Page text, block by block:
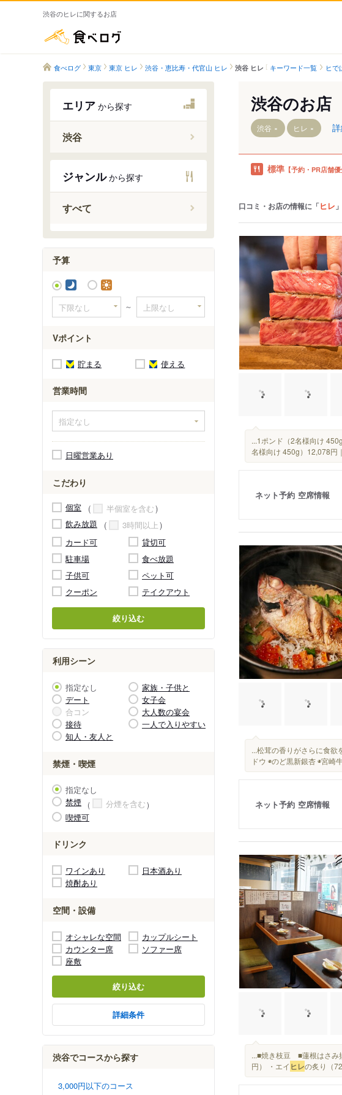
渋谷のヒレに関するお店
食べログ 東京 東京 ヒレ 渋谷・恵比寿・代官山 ヒレ 渋谷 ヒレ キーワード一覧 ヒで
エリア から探す
渋谷
渋谷駅
ジャンルから探す
すべて
予算
～
Vポイント
貯まる 使える
営業時間
日曜営業あり
こだわり
個室
半個室を含む
飲み放題
3時間以上
カード可
貸切可
駐車場
食べ放題
子供可
ペット可
クーポン
テイクアウト
絞り込む
利用シーン
指定なし
家族・子供と
デート
女子会
合コン
大人数の宴会
接待
一人で入りやすい
知人・友人と
禁煙・喫煙
指定なし
禁煙
分煙を含む
喫煙可
ドリンク
ワインあり
日本酒あり
焼酎あり
空間・設備
オシャレな空間
カップルシート
カウンター席
ソファー席
座敷
絞り込む
詳細条件
渋谷でコースから探す
3,000円以下のコース
渋谷のお店
渋谷 ヒレ
標準 【予約・PR店舗優
口コミ・お店の情報に「ヒレ
...1ポンド（2名様向け
名様向け 450g）12,078円
ネット予約 空席情報
...松茸の香りがさらに食
ドウ ◉のど黒新銀杏 ◉宮崎
ネット予約 空席情報
...■焼き枝豆 ■蓮根はさ
円） ・エイ ヒレの炙り（